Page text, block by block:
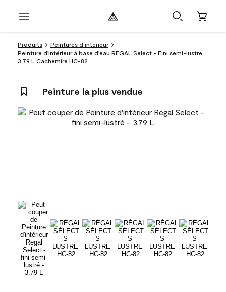
Produits
Peintures d’intérieur
Peinture d'intérieur à base d'eau REGAL Select - Fini semi-lustre
3.79 L Cachemire HC-82
Peinture la plus vendue